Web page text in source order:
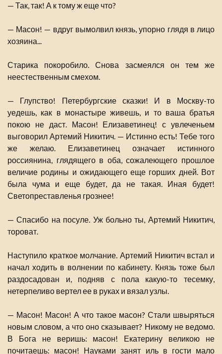
— Так, так! А к тому ж еще что?
— Масон! — вдруг вымолвил князь, упорно глядя в лицо
хозяина...
Старика покоробило. Снова засмеялся он тем же
неестественным смехом.
— Глупство! Петербургские сказки! И в Москву-то
уедешь, как в монастыре живешь, и то ваша братья
покою не даст. Масон! Елизаветинец! с увлеченьем
выговорил Артемий Никитич. — Истинно есть! Тебе того
же желаю. Елизаветинец означает истинного
россиянина, глядящего в оба, сожалеющего прошлое
величие родины и ожидающего еще горших дней. Вот
была чума и еще будет, да не такая. Иная будет!
Светопреставленья грознее!
— Спасибо на посуле. Уж больно ты, Артемий Никитич,
тороват.
Наступило краткое молчание. Артемий Никитич встал и
начал ходить в волнении по кабинету. Князь тоже был
раздосадован и, подняв с пола какую-то тесемку,
нетерпеливо вертел ее в руках и вязал узлы.
— Масон! Масон! А что такое масон? Стали швыряться
новым словом, а что оно сказывает? Никому не ведомо.
В Бога не веришь: масон! Екатерину великою не
почитаешь: масон! Науками занят иль в гости мало